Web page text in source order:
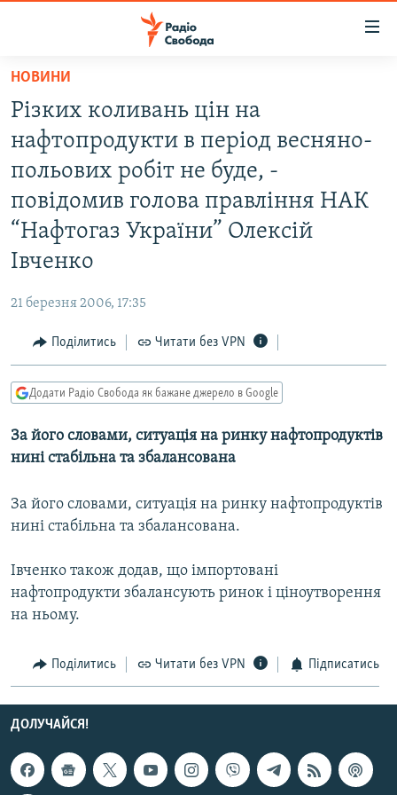
Перейти
основного
матеріалу
Перейти
до
основної
навігації
Перейти
до
пошуку
ВСЕ ЗА ДОБУ
СТАТТІ
ПОЛІТИКА
ЕКОНОМІКА
СУСПІЛЬСТВО
УКРАЇНА
СВІТ
ВІЙНА
РОСІЙСЬКА «ФІЛЬТРАЦІЯ»
ДОНБАС.РЕАЛІЇ
СХЕМИ
КИТАЙ.ВИКЛИКИ
ФОТО
ПОДКАСТИ
РУС
УКР
НОВИНИ
Рiзких коливань цiн на
нафтопродукти в перiод весняно-
польових робiт не буде, -
повідомив голова правлiння НАК
“Нафтогаз України” Олексiй
Iвченко
21 березня 2006, 17:35
Поділитись Читати без VPN
Додати Радіо Свобода як бажане джерело в Google
За його словами, ситуацiя на ринку нафтопродуктiв
нині стабiльна та збалансована
За його словами, ситуацiя на ринку нафтопродуктiв
нині стабiльна та збалансована.
Івченко також додав, що iмпортованi
нафтопродукти збалансують ринок i цiноутворення
на ньому.
Поділитись Читати без VPN Підписатись
ДОЛУЧАЙСЯ!